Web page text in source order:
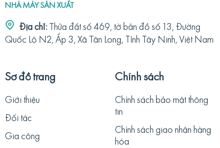
NHÀ MÁY SẢN XUẤT
Địa chỉ: Thửa đất số 469, tờ bản đồ số 13, Đường
Quốc Lộ N2, Ấp 3, Xã Tân Long, Tỉnh Tây Ninh, Việt Nam
Sơ đồ trang
Giới thiệu
Đối tác
Gia công
Chính sách
Chính sách bảo mật thông
tin
Chính sách giao nhận hàng
hóa